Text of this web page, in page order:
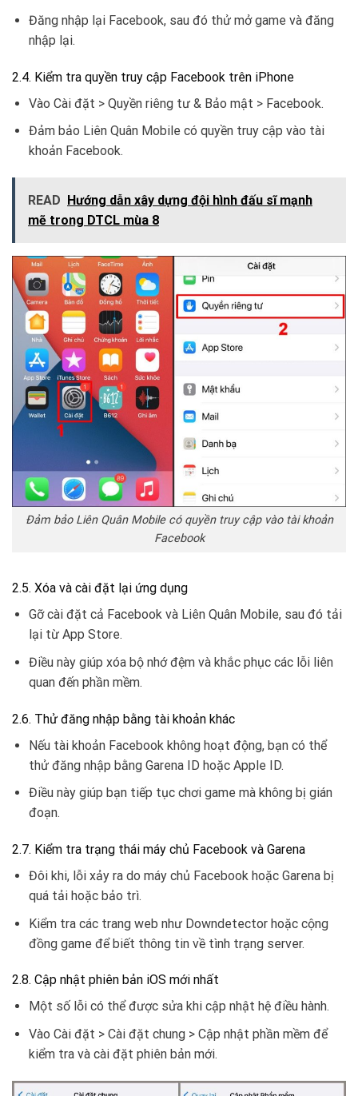
Đăng nhập lại Facebook, sau đó thử mở game và đăng
nhập lại.
2.4. Kiểm tra quyền truy cập Facebook trên iPhone
Vào Cài đặt > Quyền riêng tư & Bảo mật > Facebook.
Đảm bảo Liên Quân Mobile có quyền truy cập vào tài
khoản Facebook.
READ
Hướng dẫn xây dựng đội hình đấu sĩ mạnh
mẽ trong DTCL mùa 8
Đảm bảo Liên Quân Mobile có quyền truy cập vào tài khoản
Facebook
2.5. Xóa và cài đặt lại ứng dụng
Gỡ cài đặt cả Facebook và Liên Quân Mobile, sau đó tải
lại từ App Store.
Điều này giúp xóa bộ nhớ đệm và khắc phục các lỗi liên
quan đến phần mềm.
2.6. Thử đăng nhập bằng tài khoản khác
Nếu tài khoản Facebook không hoạt động, bạn có thể
thử đăng nhập bằng Garena ID hoặc Apple ID.
Điều này giúp bạn tiếp tục chơi game mà không bị gián
đoạn.
2.7. Kiểm tra trạng thái máy chủ Facebook và Garena
Đôi khi, lỗi xảy ra do máy chủ Facebook hoặc Garena bị
quá tải hoặc bảo trì.
Kiểm tra các trang web như Downdetector hoặc cộng
đồng game để biết thông tin về tình trạng server.
2.8. Cập nhật phiên bản iOS mới nhất
Một số lỗi có thể được sửa khi cập nhật hệ điều hành.
Vào Cài đặt > Cài đặt chung > Cập nhật phần mềm để
kiểm tra và cài đặt phiên bản mới.